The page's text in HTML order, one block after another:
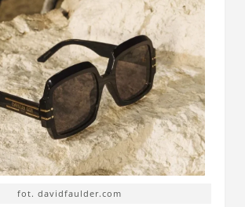
fot. davidfaulder.com